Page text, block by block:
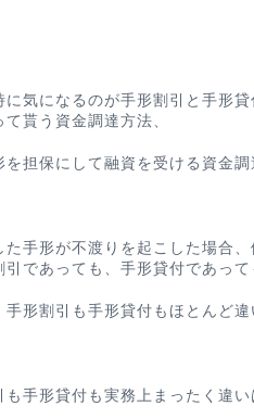
に気になるのが手形割引 と 手形貸
貰う資金調達方法、
担保にして融資を受ける資金
た手形が不渡りを起こした場合
引であっても、手形貸付であって
手形割引も手形貸付もほとんど違
も手形貸付も実務上まったく違